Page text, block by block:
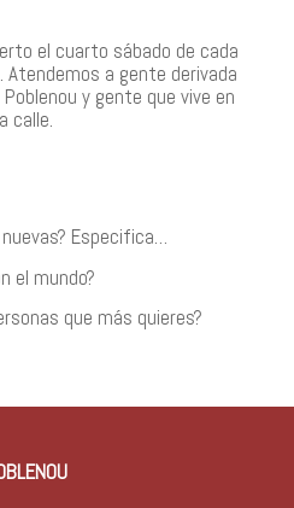
el cuarto sábado de cada
Atendemos a gente derivada
y gente que vive en
calle.
Especifica…
el mundo?
que más quieres?